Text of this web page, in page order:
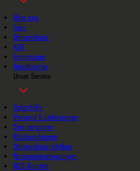
Über uns
Jobs
Datenschutz
AGB
Impressum
Handbücher
Unser Service
Soforthilfe
Versand & Lieferungen
Stornierungen
Rücksendungen
Datenschutzrichtlinie
Nutzungsbedingungen
B2B-Kunden